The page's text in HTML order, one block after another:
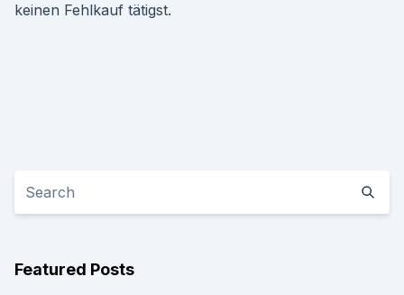
keinen Fehlkauf tätigst.
Featured Posts